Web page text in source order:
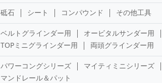
砥石 シート コンパウンド その他工具
ベルトグラインダー用 オービタルサンダー用
TOPミニグラインダー用
両頭グラインダー用
パワーコングシリーズ マイティミニシリーズ
マンドレール＆パット